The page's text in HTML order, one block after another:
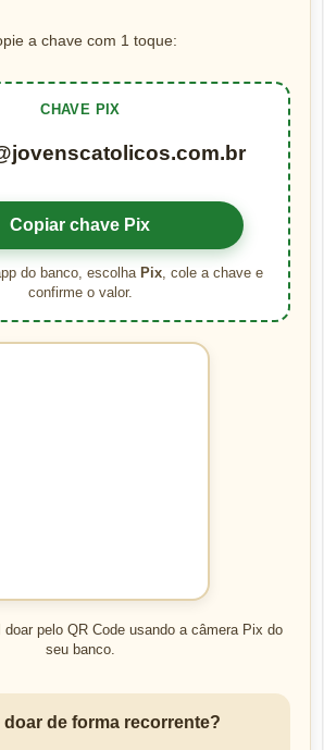
a chave com 1 toque:
CHAVE PIX
Copiar chave Pix
do banco, escolha Pix, cole a chave e
confirme o valor.
pelo QR Code usando a câmera Pix do
seu banco.
doar de forma recorrente?